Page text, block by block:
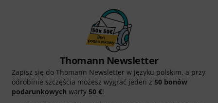
Thomann Newsletter
Zapisz się do Thomann Newsletter w języku polskim, a przy
odrobinie szczęścia możesz wygrać jeden z 50 bonów
podarunkowych warty 50 €!